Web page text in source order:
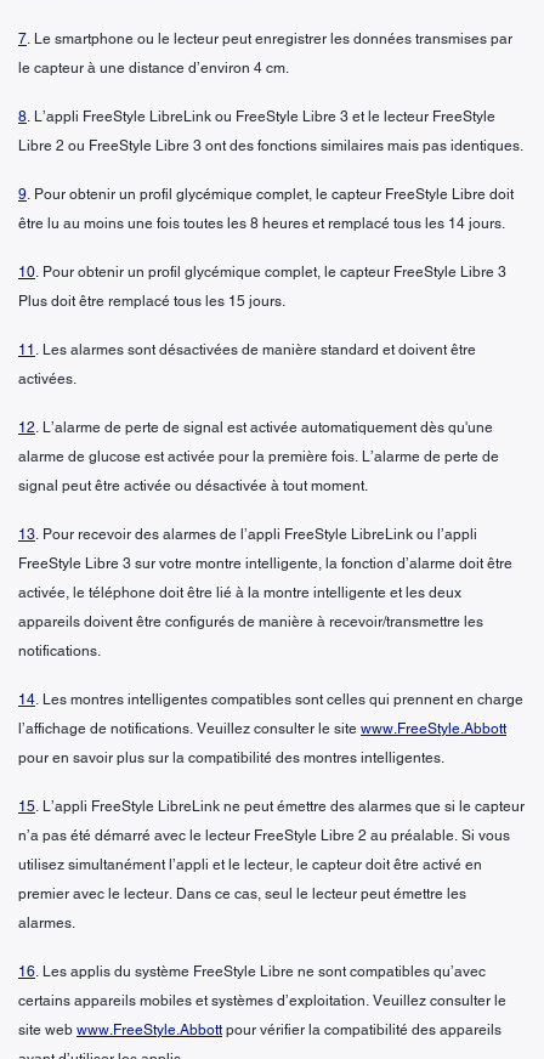
7. Le smartphone ou le lecteur peut enregistrer les données transmises par
le capteur à une distance d’environ 4 cm.
8. L’appli FreeStyle LibreLink ou FreeStyle Libre 3 et le lecteur FreeStyle
Libre 2 ou FreeStyle Libre 3 ont des fonctions similaires mais pas identiques.
9. Pour obtenir un profil glycémique complet, le capteur FreeStyle Libre doit
être lu au moins une fois toutes les 8 heures et remplacé tous les 14 jours.
10. Pour obtenir un profil glycémique complet, le capteur FreeStyle Libre 3
Plus doit être remplacé tous les 15 jours.
11 . Les alarmes sont désactivées de manière standard et doivent être
activées.
12. L’alarme de perte de signal est activée automatiquement dès qu'une
alarme de glucose est activée pour la première fois. L’alarme de perte de
signal peut être activée ou désactivée à tout moment.
13. Pour recevoir des alarmes de l’appli FreeStyle LibreLink ou l’appli
FreeStyle Libre 3 sur votre montre intelligente, la fonction d’alarme doit être
activée, le téléphone doit être lié à la montre intelligente et les deux
appareils doivent être configurés de manière à recevoir/transmettre les
notifications.
14. Les montres intelligentes compatibles sont celles qui prennent en charge
l’affichage de notifications. Veuillez consulter le site www.FreeStyle.Abbott
pour en savoir plus sur la compatibilité des montres intelligentes.
15. L’appli FreeStyle LibreLink ne peut émettre des alarmes que si le capteur
n’a pas été démarré avec le lecteur FreeStyle Libre 2 au préalable. Si vous
utilisez simultanément l’appli et le lecteur, le capteur doit être activé en
premier avec le lecteur. Dans ce cas, seul le lecteur peut émettre les
alarmes.
16. Les applis du système FreeStyle Libre ne sont compatibles qu’avec
certains appareils mobiles et systèmes d’exploitation. Veuillez consulter le
site web www.FreeStyle.Abbott pour vérifier la compatibilité des appareils